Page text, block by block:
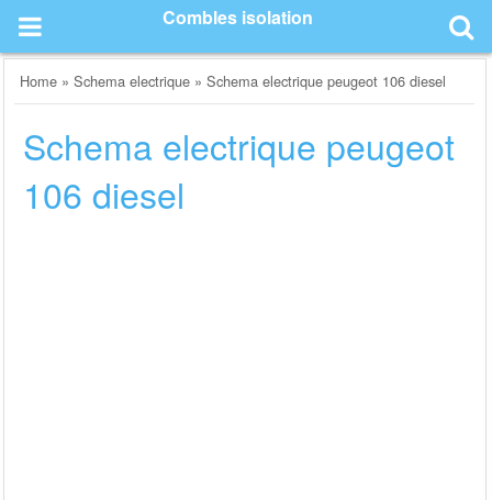
content
Combles isolation
Home »Schema electrique »Schema electrique peugeot 106 diesel
Schema electrique peugeot
106 diesel